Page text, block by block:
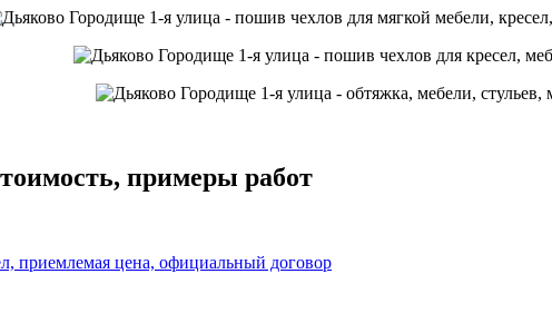
примеры работ
приемлемая цена, официальный договор